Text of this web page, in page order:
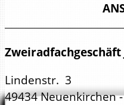
Zweiradfachgeschäft
Lindenstr. 3
49434 Neuenkirchen